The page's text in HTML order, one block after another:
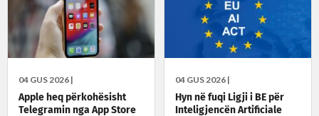
04 GUS 2026 |
Apple heq përkohësisht
Telegramin nga App Store
04 GUS 2026 |
Hyn në fuqi Ligji i BE për
Inteligjencën Artificiale